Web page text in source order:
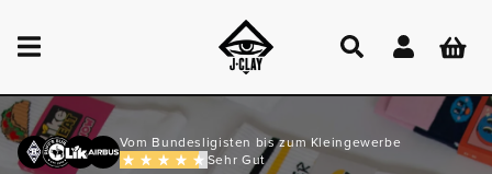
INHALT Einloggen
Vom Bundesligisten bis zum Kleingewerbe
Sehr Gut